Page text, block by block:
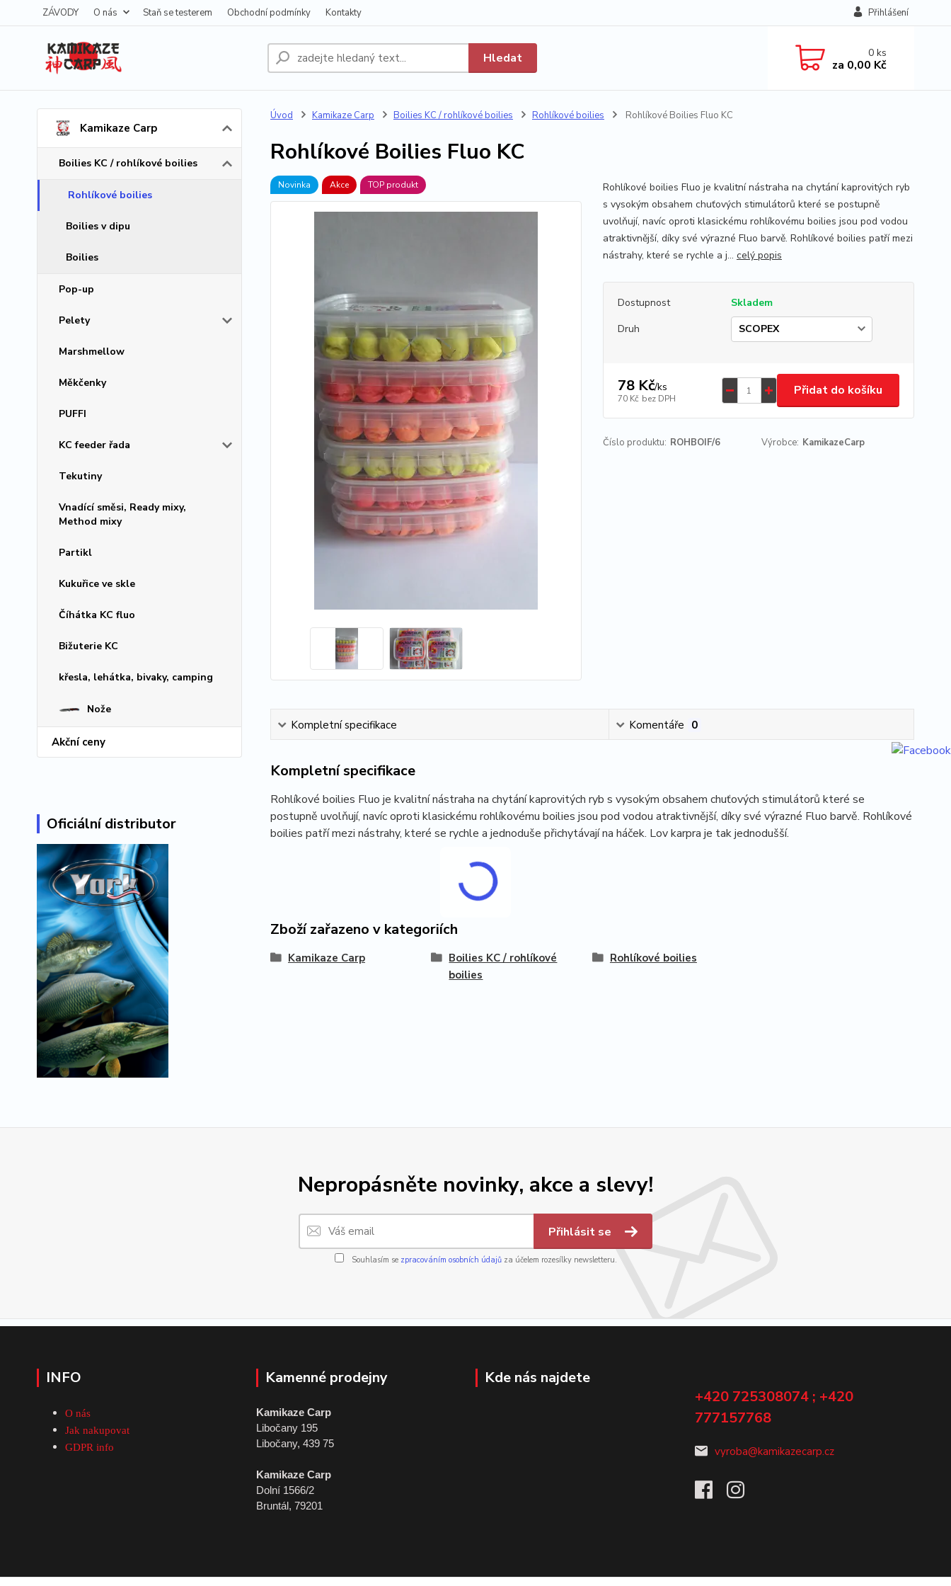
ZÁVODY O nás Staň se testerem Obchodní podmínky Kontakty Přihlášení
Hledat 0ks
za 0,00 Kč
Kamikaze Carp
Boilies KC / rohlíkové boilies
Rohlíkové boilies
Boilies v dipu
Boilies
Pop-up
Pelety
Marshmellow
Měkčenky
PUFFI
KC feeder řada
Tekutiny
Vnadící směsi, Ready mixy,
Method mixy
Partikl
Kukuřice ve skle
Číhátka KC fluo
Bižuterie KC
křesla, lehátka, bivaky, camping
Nože
Akční ceny
Oficiální distributor
Úvod Kamikaze Carp Boilies KC / rohlíkové boilies Rohlíkové boilies Rohlíkové Boilies Fluo KC
Rohlíkové Boilies Fluo KC
Novinka Akce TOP produkt
Rohlíkové boilies Fluo je kvalitní nástraha na chytání kaprovitých ryb
s vysokým obsahem chuťových stimulátorů které se postupně
uvolňují, navíc oproti klasickému rohlíkovému boilies jsou pod vodou
atraktivnější, díky své výrazné Fluo barvě. Rohlíkové boilies patří mezi
nástrahy, které se rychle a j... celý popis
Dostupnost
Skladem
Druh
78 Kč/ks
70 Kč bez DPH
Přidat do košíku
Číslo produktu: ROHBOIF/6 Výrobce: KamikazeCarp
Kompletní specifikace Komentáře 0
Kompletní specifikace
Rohlíkové boilies Fluo je kvalitní nástraha na chytání kaprovitých ryb s vysokým obsahem chuťových stimulátorů které se
postupně uvolňují, navíc oproti klasickému rohlíkovému boilies jsou pod vodou atraktivnější, díky své výrazné Fluo barvě. Rohlíkové
boilies patří mezi nástrahy, které se rychle a jednoduše přichytávají na háček. Lov karpra je tak jednodušší.
Zboží zařazeno v kategoriích
Kamikaze Carp
Boilies KC / rohlíkové
boilies
Rohlíkové boilies
Nepropásněte novinky, akce a slevy!
Přihlásit se
Souhlasím se zpracováním osobních údajůza účelem rozesílky newsletteru.
INFO
O nás
Jak nakupovat
GDPR info
Kamenné prodejny
Kamikaze Carp
Libočany 195
Libočany, 439 75
Kamikaze Carp
Dolní 1566/2
Bruntál, 79201
Kde nás najdete
+420 725308074 ; +420
777157768
vyroba@kamikazecarp.cz